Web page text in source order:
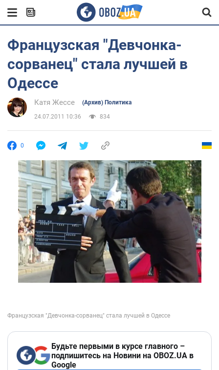
Французская "Девчoнка-
сорванец" стала лучшей в
Одессе
Катя Жессе (Архив) Политика
24.07.2011 10:36 834
0
Будьте первыми в курсе главного –
подпишитесь на Новини на OBOZ.UA в
Google